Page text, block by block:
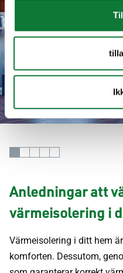
Anledningar att
värmeisolering i
Värmeisolering i ditt hem
komforten. Dessutom,